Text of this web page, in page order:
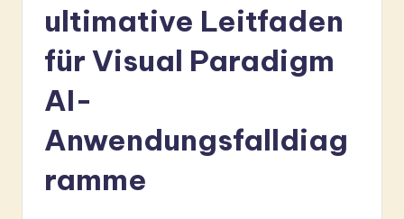
m
ultimative Leitfaden
für Visual Paradigm
AI-
Anwendungsfalldiag
ramme